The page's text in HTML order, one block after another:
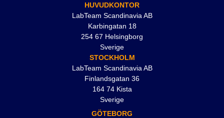
HUVUDKONTOR
LabTeam Scandinavia AB
Karbingatan 18
254 67 Helsingborg
Sverige
STOCKHOLM
LabTeam Scandinavia AB
Finlandsgatan 36
164 74 Kista
Sverige
GÖTEBORG